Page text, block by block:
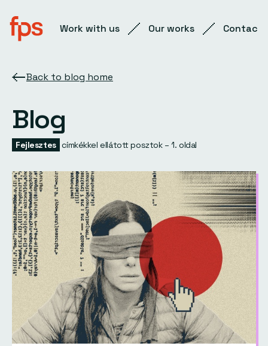
Work with us Our works Contact
Back to blog home
Blog
Fejlesztes címkékkel ellátott posztok – 1. oldal